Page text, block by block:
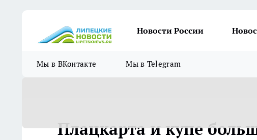
Новости России
Мы в ВКонтакте Мы в Telegram
Плацкарта и купе